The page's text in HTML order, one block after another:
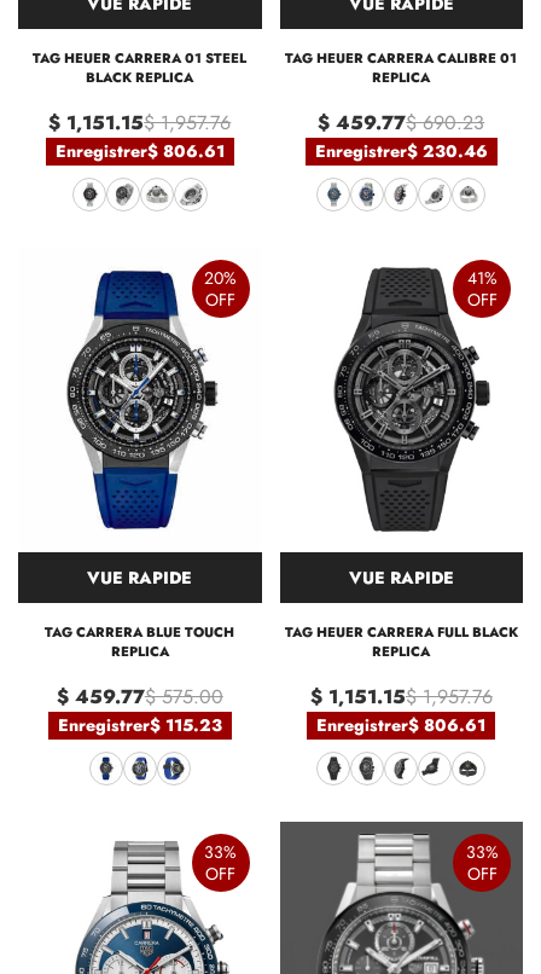
TAG HEUER CARRERA 01 STEEL
BLACK REPLICA
$ 1,151.15$ 1,957.76
Enregistrer$ 806.61
TAG HEUER CARRERA CALIBRE 01
REPLICA
$ 459.77$ 690.23
Enregistrer$ 230.46
20%
OFF
VUE RAPIDE
TAG CARRERA BLUE TOUCH
REPLICA
$ 459.77$ 575.00
Enregistrer$ 115.23
41%
OFF
VUE RAPIDE
TAG HEUER CARRERA FULL BLACK
REPLICA
$ 1,151.15$ 1,957.76
Enregistrer$ 806.61
33%
OFF
33%
OFF